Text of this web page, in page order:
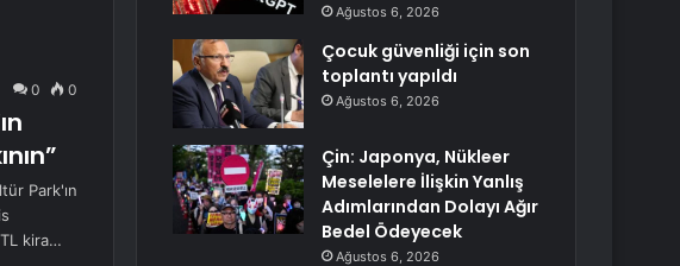
0 0
Park'ın
kira…
Ağustos 6, 2026
Çocuk güvenliği için son
toplantı yapıldı
Ağustos 6, 2026
Çin: Japonya, Nükleer
Meselelere İlişkin Yanlış
Adımlarından Dolayı Ağır
Bedel Ödeyecek
Ağustos 6, 2026